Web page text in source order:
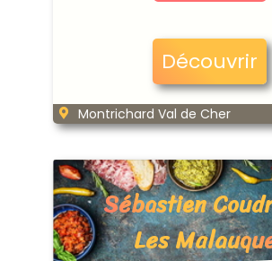
Découvrir
Montrichard Val de Cher
Sébastien
Les